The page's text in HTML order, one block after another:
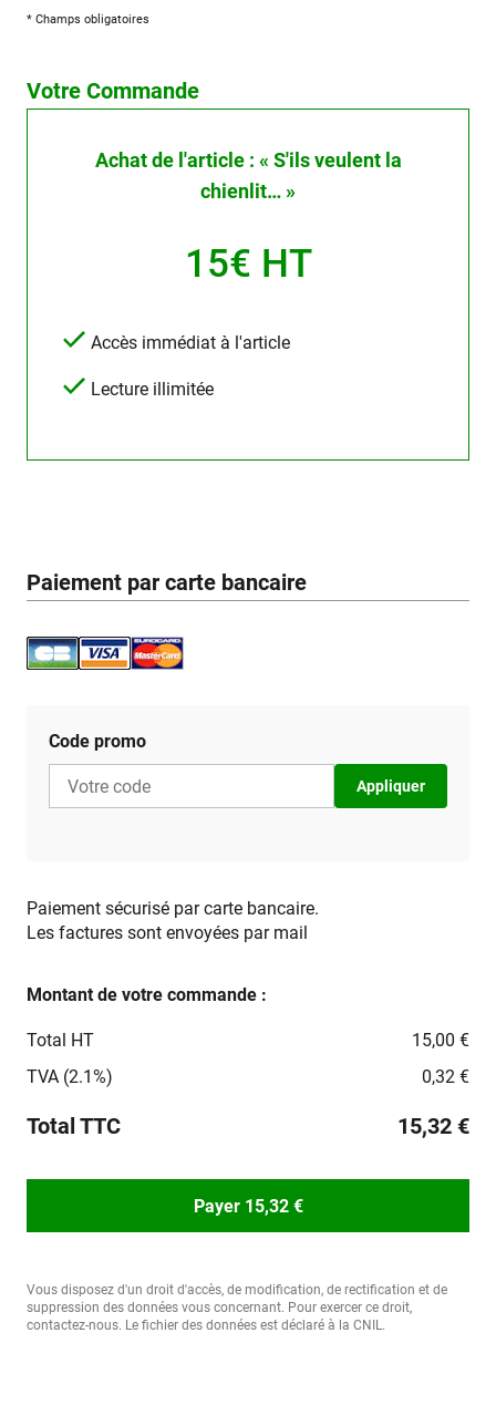
* Champs obligatoires
Votre Commande
Achat de l'article : « S'ils veulent la
chienlit… »
15€ HT
Accès immédiat à l'article
Lecture illimitée
Paiement par carte bancaire
Code promo
Appliquer
Paiement sécurisé par carte bancaire.
Les factures sont envoyées par mail
Montant de votre commande :
Total HT
15,00 €
TVA (2.1%)
0,32 €
Total TTC 15,32 €
Payer 15,32 €
Vous disposez d'un droit d'accès, de modification, de rectification et de
suppression des données vous concernant. Pour exercer ce droit,
contactez-nous. Le fichier des données est déclaré à la CNIL.